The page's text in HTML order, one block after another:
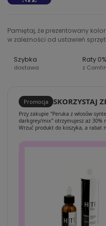
Pamiętaj, że prezentowany
w zależności od ustawień
Szybka
dostawa
Raty 0%
z
Promocja SKORZYSTAJ
Przy zakupie "Peruka z włosów
darkgrey/mix" otrzymujesz aż 30%
Wrzuć produkt do koszyka, a rabat